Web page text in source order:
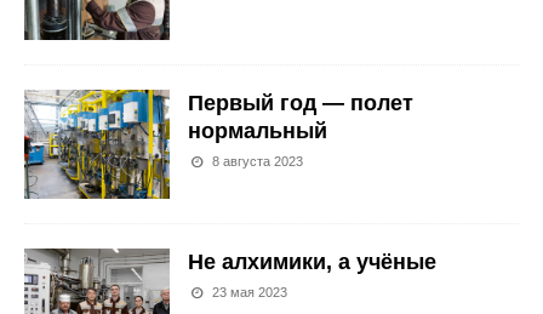
Первый год — полет
нормальный
8 августа 2023
Не алхимики, а учёные
23 мая 2023